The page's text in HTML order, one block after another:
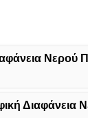
Νερού
Διαφάνεια